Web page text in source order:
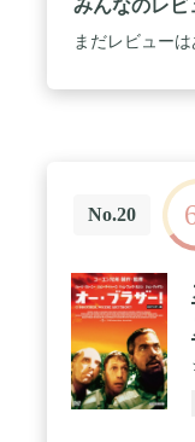
みんなのレビ
まだレビュー
No.20